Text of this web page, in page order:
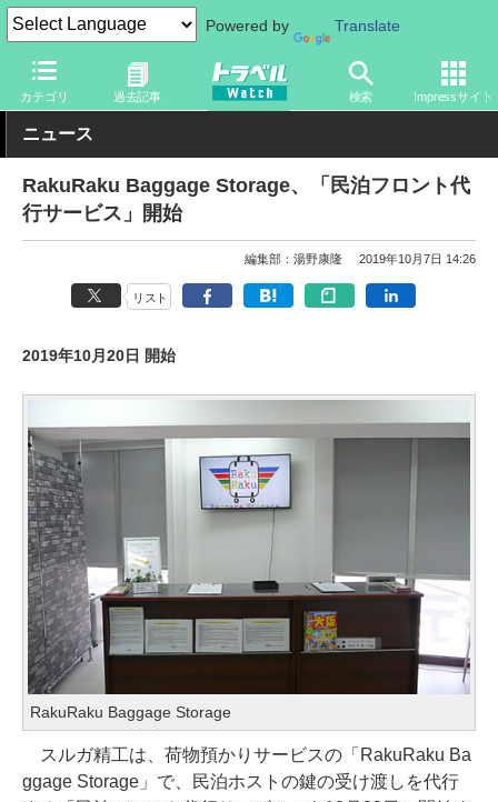
Powered by Translate
カテゴリ 過去記事 検索 Impressサイト
トラベル Watch 旅の情報 その他
ニュース
RakuRaku Baggage Storage、「民泊フロント代
行サービス」開始
編集部：湯野康隆 2019年10月7日 14:26
リスト
2019年10月20日 開始
RakuRaku Baggage Storage
スルガ精工は、荷物預かりサービスの「RakuRaku Ba
ggage Storage」で、民泊ホストの鍵の受け渡しを代行